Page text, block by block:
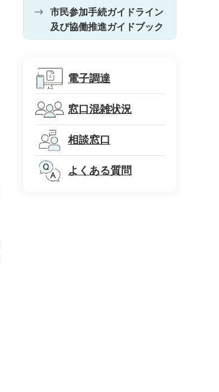
市民参加手続ガイドライン
及び協働推進ガイドブック
電子調達
窓口混雑状況
相談窓口
よくある質問